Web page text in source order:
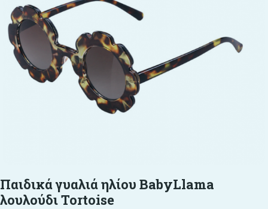
Παιδικά γυαλιά ηλίου BabyLlama
λουλούδι Tortoise